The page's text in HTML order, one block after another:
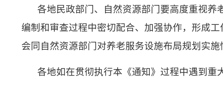
各地民政部门、自然资源部门要高度重视
编制和审查过程中密切配合、加强协作，形成
会同自然资源部门对养老服务设施布局规划实
各地如在贯彻执行本《通知》过程中遇到重